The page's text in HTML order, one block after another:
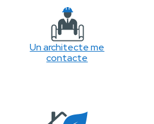
Un architecte me
contacte